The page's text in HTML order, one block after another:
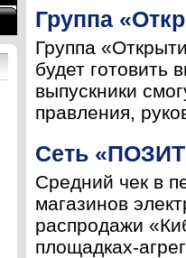
Группа
Группа
будет
выпускники
правления,
Сеть
Средний чек в
магазинов
распродажи
площадках-